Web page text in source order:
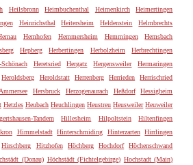
Heilsbronn Heimbuchenthal Heimenkirch
Heimertingen
Heinrichsthal Heitersheim Heldenstein
Helmbrechts
Hemhofen Hemmersheim Hemmingen
Hemsbach
Hepberg Herbertingen Herbolzheim
Herbrechtingen
Heretsried Hergatz Hergensweiler
Hermaringen
Heroldsberg Heroldstatt Herrenberg Herrieden
Herrischried
Hersbruck Herzogenaurach Heßdorf
Hessigheim
Hetzles Heubach Heuchlingen Heustreu Heusweiler Heuweiler
Tandern Hillesheim Hilpoltstein
Hiltenfingen
Himmelstadt Hinterschmiding Hinterzarten
Hirrlingen
Hirschberg Hitzhofen Höchberg Hochdorf
Höchenschwand
(Donau) Höchstädt (Fichtelgebirge) Hochstadt (Main)